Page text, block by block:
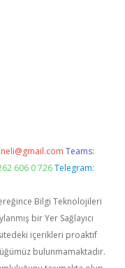
Teams:
606 0 726 Telegram:
Bilgi Teknolojileri
bir Yer Sağlayıcı
içerikleri proaktif
bulunmamaktadır.